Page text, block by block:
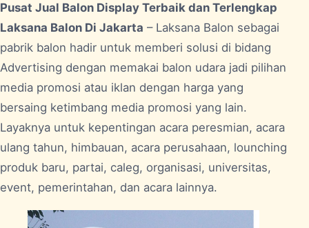
Pusat Jual Balon Display Terbaik dan Terlengkap
Laksana Balon Di Jakarta – Laksana Balon sebagai
pabrik balon hadir untuk memberi solusi di bidang
Advertising dengan memakai balon udara jadi pilihan
media promosi atau iklan dengan harga yang
bersaing ketimbang media promosi yang lain.
Layaknya untuk kepentingan acara peresmian, acara
ulang tahun, himbauan, acara perusahaan, lounching
produk baru, partai, caleg, organisasi, universitas,
event, pemerintahan, dan acara lainnya.